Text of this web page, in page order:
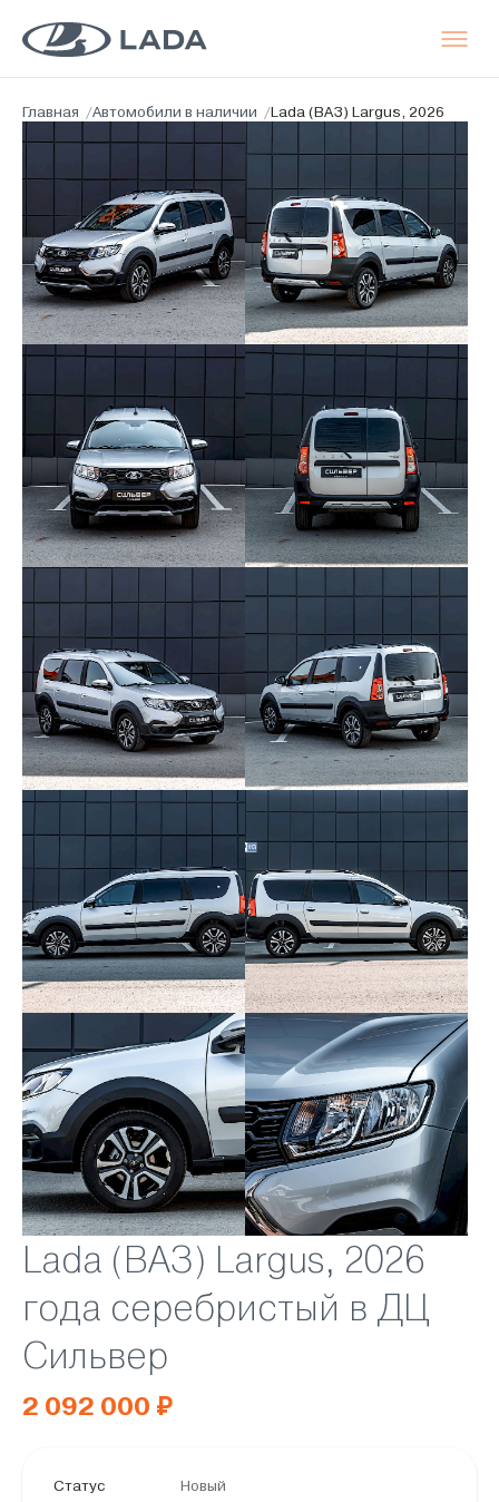
Главная /Автомобили в наличии / Lada (ВАЗ) Largus, 2026
Lada (ВАЗ) Largus, 2026
года серебристый в ДЦ
Сильвер
2 092 000 ₽
Статус Новый